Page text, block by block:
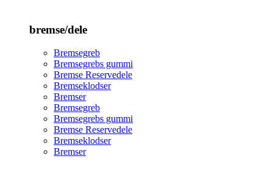
bremse/dele
Bremsegreb
Bremsegrebs gummi
Bremse Reservedele
Bremseklodser
Bremser
Bremsegreb
Bremsegrebs gummi
Bremse Reservedele
Bremseklodser
Bremser